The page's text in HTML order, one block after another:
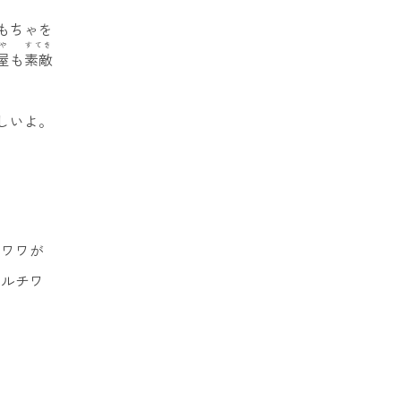
ちゃを
も素敵
すてき
しいよ。
ワが
チワ